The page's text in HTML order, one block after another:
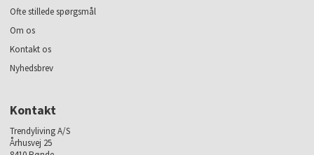
Ofte stillede spørgsmål
Om os
Kontakt os
Nyhedsbrev
Kontakt
Trendyliving A/S
Århusvej 25